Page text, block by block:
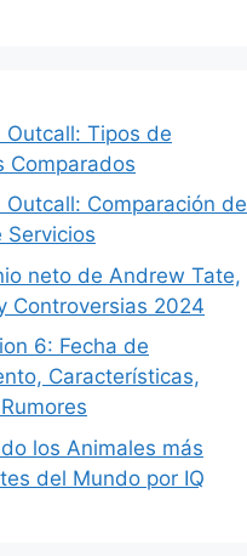
Outcall: Tipos de
Comparados
Outcall: Comparación de
Servicios
neto de Andrew Tate,
Controversias 2024
6: Fecha de
Características,
los Animales más
del Mundo por IQ